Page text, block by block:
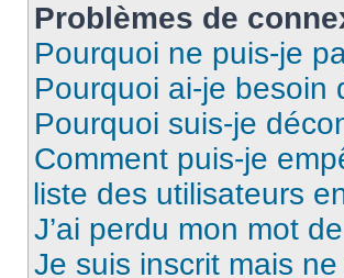
Problèmes de
Pourquoi ne puis-je
Pourquoi ai-je besoin
Pourquoi suis-je
Comment puis-je
liste des utilisateurs
J’ai perdu mon mot
Je suis inscrit mais